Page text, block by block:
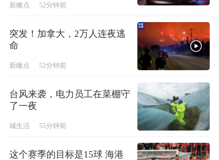
新瞰点 52分钟前
突发！加拿大，2万人连夜逃
命
新瞰点 52分钟前
台风来袭，电力员工在菜棚守
了一夜
城生活 55分钟前
这个赛季的目标是15球 海港